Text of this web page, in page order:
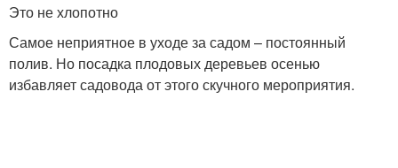
Это не хлопотно
Самое неприятное в уходе за садом – постоянный
полив. Но посадка плодовых деревьев осенью
избавляет садовода от этого скучного мероприятия.